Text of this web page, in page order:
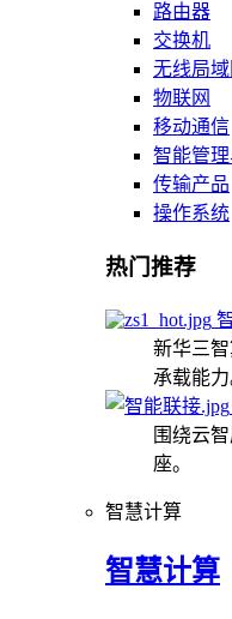
路由器
交换机
无线局域
物联网
移动通信
智能管
传输产品
操作系统
热门推荐
新华三
承载能力
围绕云
座。
智慧计算
智慧计算